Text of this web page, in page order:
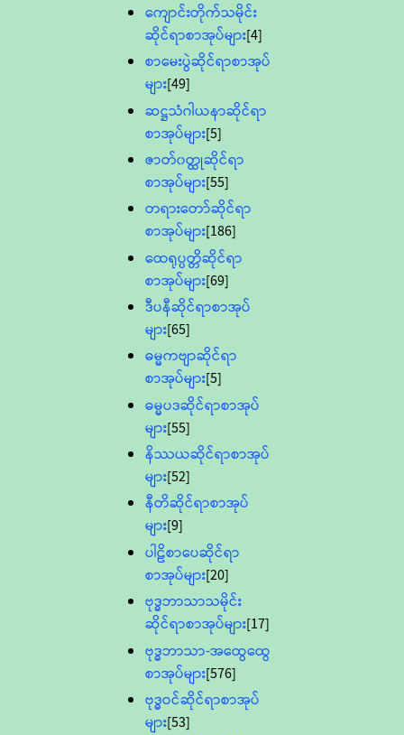
ကျောင်းတိုက်သမိုင်း
ဆိုင်ရာစာအုပ်များ[4]
စာမေးပွဲဆိုင်ရာစာအုပ်
များ[49]
ဆဋ္ဌသံဂါယနာဆိုင်ရာ
စာအုပ်များ[5]
ဇာတ်၀တ္ထုဆိုင်ရာ
စာအုပ်များ[55]
တရားတော်ဆိုင်ရာ
စာအုပ်များ[186]
ထေရုပ္ပတ္တိဆိုင်ရာ
စာအုပ်များ[69]
ဒီပနီဆိုင်ရာစာအုပ်
များ[65]
ဓမ္မကဗျာဆိုင်ရာ
စာအုပ်များ[5]
ဓမ္မပဒဆိုင်ရာစာအုပ်
များ[55]
နိဿယဆိုင်ရာစာအုပ်
များ[52]
နီတိဆိုင်ရာစာအုပ်
များ[9]
ပါဠိစာပေဆိုင်ရာ
စာအုပ်များ[20]
ဗုဒ္ဓဘာသာသမိုင်း
ဆိုင်ရာစာအုပ်များ[17]
ဗုဒ္ဓဘာသာ-အထွေထွေ
စာအုပ်များ[576]
ဗုဒ္ဓဝင်ဆိုင်ရာစာအုပ်
များ[53]